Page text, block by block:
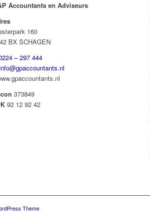
Accountants en Adviseurs
160
BX SCHAGEN
– 297 444
373849
92 12 92 42
Theme